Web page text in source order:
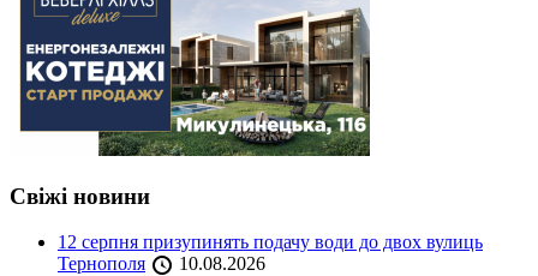
Свіжі новини
12 серпня призупинять подачу води до двох вулиць
Тернополя
10.08.2026